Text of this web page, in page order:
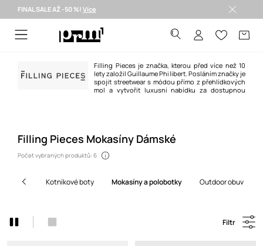
FINAL SALE AŽ -50 %! Více
Filling Pieces je značka, kterou před více než 10
lety založil Guillaume Philibert. Posláním značky je
spojit streetwear s módou přímo z přehlídkových
mol a vytvořit luxusní nabídku za dostupnou
Filling Pieces Mokasíny Dámské
Počet vybraných produktů: 6
kotníkové boty mokasíny a polobotky outdoor obuv
Filtr